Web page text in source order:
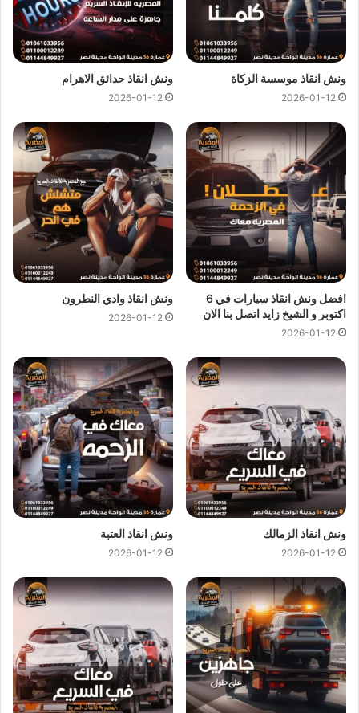
ارخص ونش انقاذ ، اسرع ونش انقاذ ، افضل ونش انقاذ ، اقرب ونش انقاذ ،
انقاذ السيارات ، انقاذ سيارات ، اوناش انقاذ السيارات ، تليفون ونش انقاذ ،
رقم ونش ، رقم ونش أنقاذ ، رقم ونش انقاذ ، ريكفري ، سحب سيارات ، سطحة
سريع ، ونش انقاذ قريب ، ونش سيارات ، ونش سيارة ، ونش طريق ، ونش
عربيات ، ونش نجدة ، ونش المصرية
انقاذ السيارات في دار السلام
ونش انقاذ دار السلام
متاح دائما علي مدار 24 ساعة ومستعدون لاي
ظروف طارئة تستدعي الاستعانة بـ
ونش انقاذ سياراتكما نوفر
لجميع عملائنا خدمةانقاذ السيارات فائقة السرعة لكي يصلكونش
انقاذ
في اقل من 10 دقائق اذا تعطلت سيارتك وانت في دار السلام
او اذا تبحث عنونش انقاذ في دار السلامكل ما عليك هو الاتصال بنا
علي رقم ونش انقاذ دار السلام 01144849927او
دقائق لانقاذ وسحب سياراتك.
مميزاتونش انقاذ سياراتالمصرية :
ونش انقاذ المصريةهو ارخصونش انقاذ في دار السلامواسرع
ونش انقاذ في دار السلامواقرب ونش انقاذ في دار السلام لأن
اوناشنا قريبة منك , كما نمتلك خبرة لاكثر من 33 عاما في مجال
ونش انقاذ موسسة الزكاة
2026-01-12
ونش انقاذ حدائق الاهرام
2026-01-12
افضل ونش انقاذ سيارات في 6
اكتوبر و الشيخ زايد اتصل بنا الان
2026-01-12
ونش انقاذ وادي النطرون
2026-01-12
ونش انقاذ الزمالك
2026-01-12
ونش انقاذ العتبة
2026-01-12